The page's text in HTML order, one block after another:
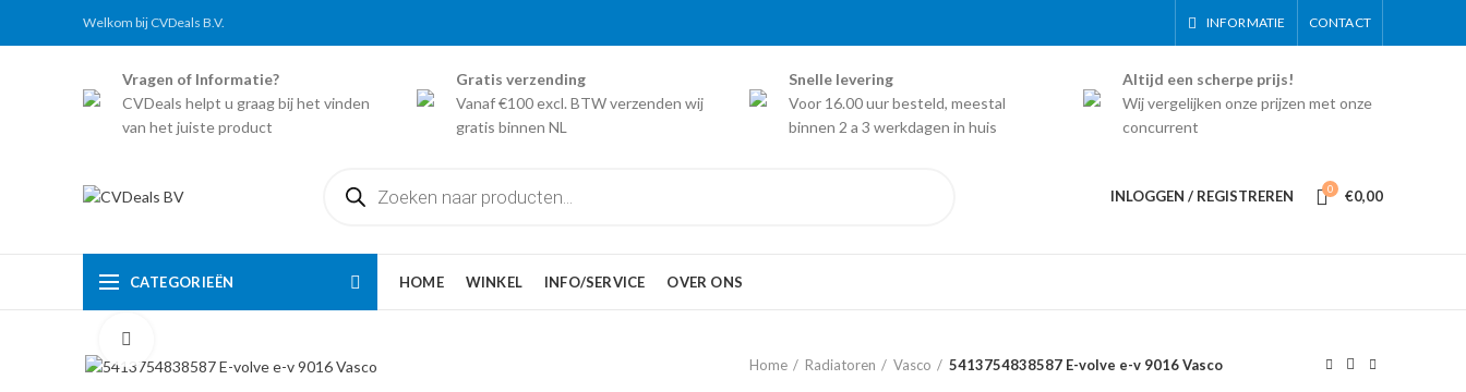
Welkom bij CVDeals B.V. INFORMATIE CONTACT
Vragen of Informatie?
CVDeals helpt u graag bij het vinden
van het juiste product
Gratis verzending
Vanaf €100 excl. BTW verzenden wij
gratis binnen NL
Snelle levering
Voor 16.00 uur besteld, meestal
binnen 2 a 3 werkdagen in huis
Altijd een scherpe prijs!
Wij vergelijken onze prijzen met onze
concurrent
zoeken
INLOGGEN / REGISTREREN 0 €0,00
CATEGORIEËN HOME WINKEL INFO/SERVICE OVER ONS
Home
Radiatoren Vasco 5413754838587 E-volve e-v 9016 Vasco